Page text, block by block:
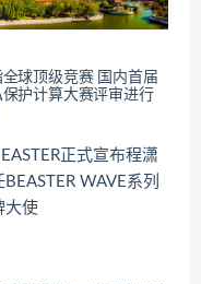
全球顶级竞赛 国内首届
保护计算大赛评审进行